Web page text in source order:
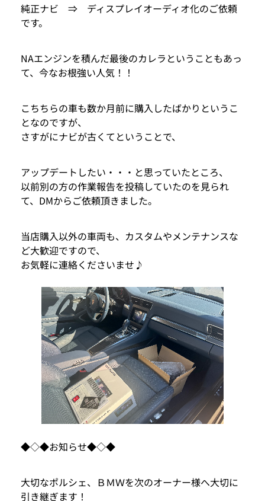
純正ナビ ⇒ ディスプレイオーディオ化のご依頼
です。
NAエンジンを積んだ最後のカレラということもあっ
て、今なお根強い人気！！
こちちらの車も数か月前に購入したばかりというこ
となのですが、
さすがにナビが古くてということで、
アップデートしたい・・・と思っていたところ、
以前別の方の作業報告を投稿していたのを見られ
て、DMからご依頼頂きました。
当店購入以外の車両も、カスタムやメンテナンスな
ど大歓迎ですので、
お気軽に連絡くださいませ♪
◆◇◆お知らせ◆◇◆
大切なポルシェ、ＢＭＷを次のオーナー様へ大切に
引き継ぎます！